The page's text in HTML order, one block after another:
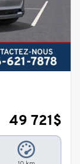
49 721$